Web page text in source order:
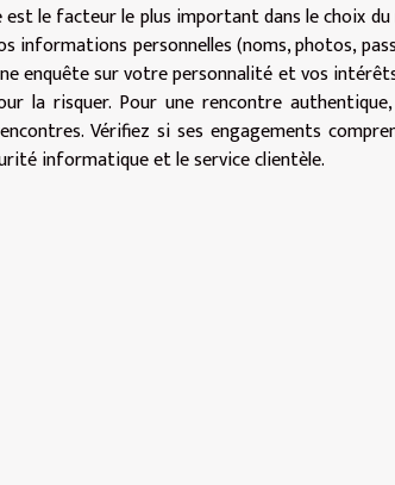
est le facteur le plus important dans le choix
informations personnelles (noms, photos,
enquête sur votre personnalité et vos
la risquer. Pour une rencontre
Vérifiez si ses engagements
informatique et le service clientèle.